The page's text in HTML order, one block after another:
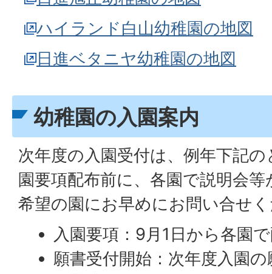
ハイランド白山幼稚園の地図
日進ベタニヤ幼稚園の地図
幼稚園の入園案内
次年度の入園受付は、例年下記
園要項配布前に、各園で説明会
希望の園にお早めにお問い合せ
入園要項：9月1日から各園
願書受付開始：次年度入園